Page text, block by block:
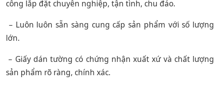
công lắp đặt chuyên nghiệp, tận tình, chu đáo.
– Luôn luôn sẵn sàng cung cấp sản phẩm với số lượng
lớn.
– Giấy dán tường có chứng nhận xuất xứ và chất lượng
sản phẩm rõ ràng, chính xác.